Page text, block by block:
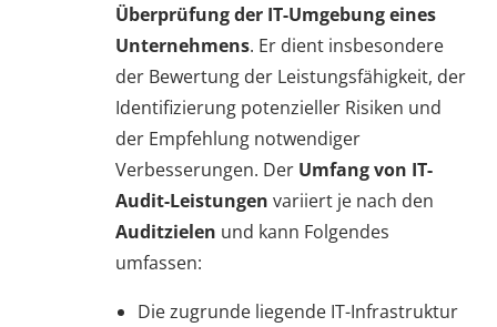
Überprüfung der IT-Umgebung eines
Unternehmens. Er dient insbesondere
der Bewertung der Leistungsfähigkeit, der
Identifizierung potenzieller Risiken und
der Empfehlung notwendiger
Verbesserungen. Der Umfang von IT-
Audit-Leistungen variiert je nach den
Auditzielen und kann Folgendes
umfassen:
Die zugrunde liegende IT-Infrastruktur